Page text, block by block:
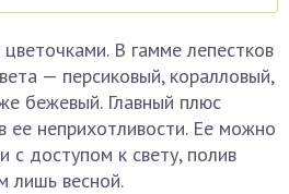
В гамме лепестков
— персиковый, коралловый,
бежевый. Главный плюс
ее неприхотливости. Ее можно
с доступом к свету, полив
лишь весной.